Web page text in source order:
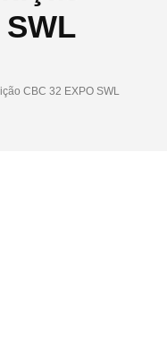
CBC 32 EXPO SWL